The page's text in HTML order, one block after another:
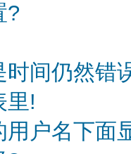
?
时间仍然错
里!
户名下面